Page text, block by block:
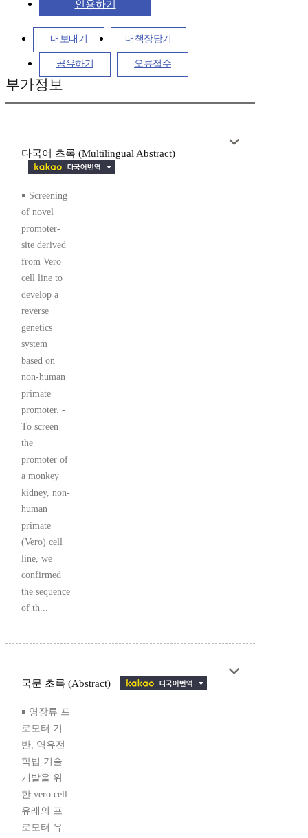
인용하기
내보내기 내책장담기
공유하기 오류접수
부가정보
다국어 초록 (Multilingual Abstract)
￭ Screening
of novel
promoter-
site derived
from Vero
cell line to
develop a
reverse
genetics
system
based on
non-human
primate
promoter. -
To screen
the
promoter of
a monkey
kidney, non-
human
primate
(Vero) cell
line, we
confirmed
the sequence
of th...
국문 초록 (Abstract)
￭ 영장류 프
로모터 기
반, 역유전
학법 기술
개발을 위
한 vero cell
유래의 프
로모터 유